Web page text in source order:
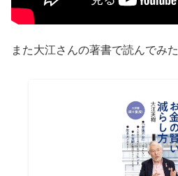
また大江さんの著書で読んでみ